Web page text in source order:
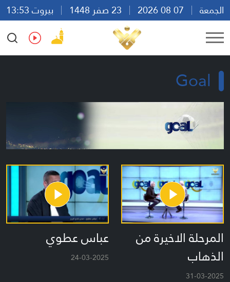
الجمعة
بيروت 13:53
Ar
En Fr Es
Goal
المرحلة الاخيرة من
الذهاب
31-03-2025
عباس عطوي
24-03-2025